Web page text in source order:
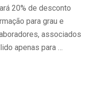
20% de desconto
para grau e
associados
apenas para …